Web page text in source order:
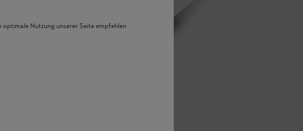
optimale Nutzung unserer Seite empfehlen